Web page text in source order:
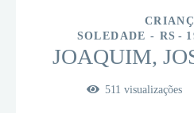
SOLEDADE - RS
JOAQUIM,
511 visualizações